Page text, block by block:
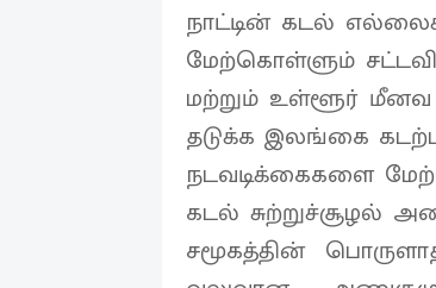
நாட்டின் கடல்
மேற்கொள்ளும்
மற்றும் உள்ளூர் மீனவ
தடுக்க இலங்கை
நடவடிக்கைகளை
கடல் சுற்றுச்சூழல்
சமூகத்தின்